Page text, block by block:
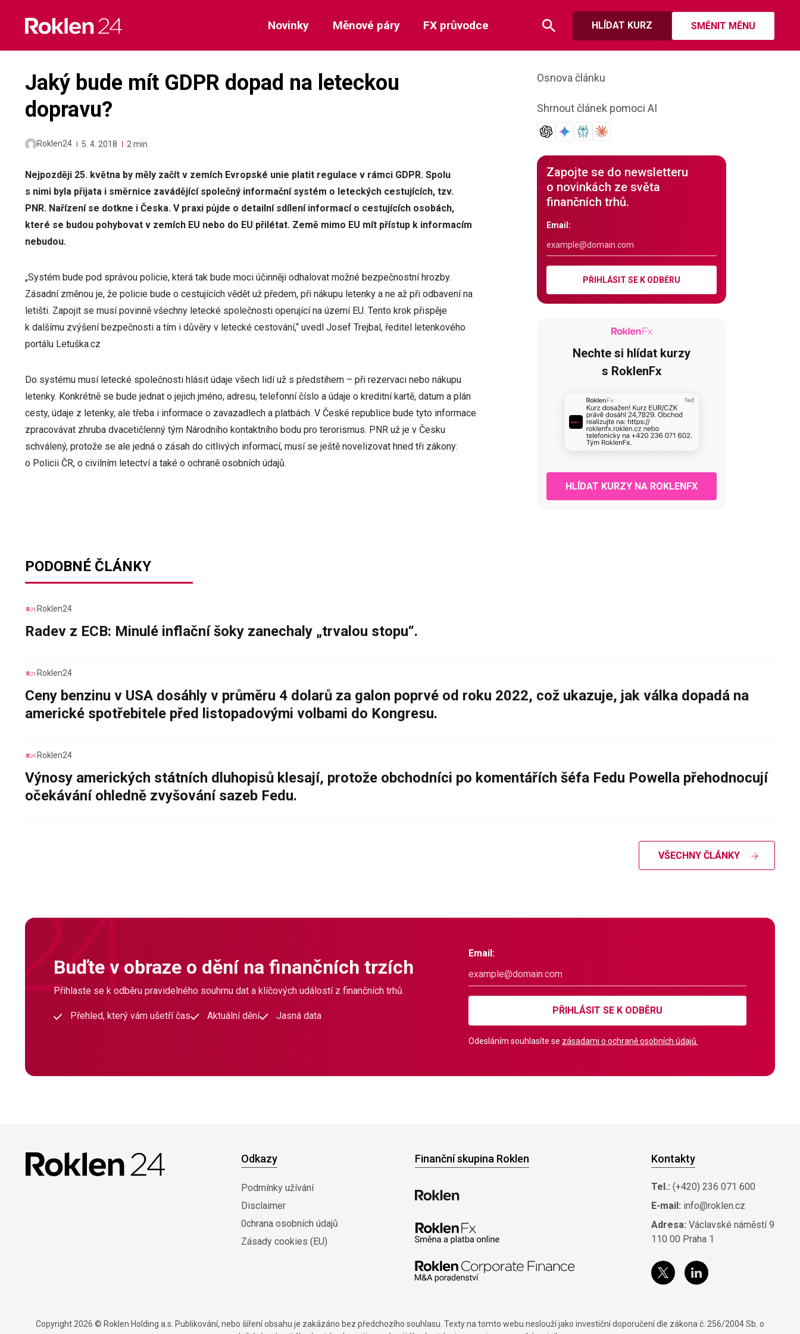
content
HLÍDAT KURZ SMĚNIT MĚNU
Novinky Měnové páry FX průvodce
Jaký bude mít GDPR dopad na leteckou
dopravu?
Roklen24 5. 4. 2018 2 min
Nejpozději 25. května by měly začít v zemích Evropské unie platit regulace v rámci GDPR. Spolu
s nimi byla přijata i směrnice zavádějící společný informační systém o leteckých cestujících, tzv.
PNR. Nařízení se dotkne i Česka. V praxi půjde o detailní sdílení informací o cestujících osobách,
které se budou pohybovat v zemích EU nebo do EU přilétat. Země mimo EU mít přístup k informacím
nebudou.
„Systém bude pod správou policie, která tak bude moci účinněji odhalovat možné bezpečnostní hrozby.
Zásadní změnou je, že policie bude o cestujících vědět už předem, při nákupu letenky a ne až při odbavení na
letišti. Zapojit se musí povinně všechny letecké společnosti operující na území EU. Tento krok přispěje
k dalšímu zvýšení bezpečnosti a tím i důvěry v letecké cestování,“ uvedl Josef Trejbal, ředitel letenkového
portálu Letuška.cz
Do systému musí letecké společnosti hlásit údaje všech lidí už s předstihem – při rezervaci nebo nákupu
letenky. Konkrétně se bude jednat o jejich jméno, adresu, telefonní číslo a údaje o kreditní kartě, datum a plán
cesty, údaje z letenky, ale třeba i informace o zavazadlech a platbách. V České republice bude tyto informace
zpracovávat zhruba dvacetičlenný tým Národního kontaktního bodu pro terorismus. PNR už je v Česku
schválený, protože se ale jedná o zásah do citlivých informací, musí se ještě novelizovat hned tři zákony:
o Policii ČR, o civilním letectví a také o ochraně osobních údajů.
Osnova článku
Shrnout článek pomoci AI
Zapojte se do newsletteru
o novinkách ze světa
finančních trhů.
Email:
PŘIHLÁSIT SE K ODBĚRU
Nechte si hlídat kurzy
s RoklenFx
HLÍDAT KURZY NA ROKLENFX
PODOBNÉ ČLÁNKY
Roklen24
Radev z ECB: Minulé inflační šoky zanechaly „trvalou stopu“.
Roklen24
Ceny benzinu v USA dosáhly v průměru 4 dolarů za galon poprvé od roku 2022, což ukazuje, jak válka dopadá na
americké spotřebitele před listopadovými volbami do Kongresu.
Roklen24
Výnosy amerických státních dluhopisů klesají, protože obchodníci po komentářích šéfa Fedu Powella přehodnocují
očekávání ohledně zvyšování sazeb Fedu.
VŠECHNY ČLÁNKY
Buďte v obraze o dění na finančních trzích
Přihlaste se k odběru pravidelného souhrnu dat a klíčových událostí z finančních trhů.
Přehled, který vám ušetří čas Aktuální dění Jasná data
Email:
PŘIHLÁSIT SE K ODBĚRU
Odesláním souhlasíte se zásadami o ochraně osobních údajů.
Odkazy
Podmínky užívání
Disclaimer
0chrana osobních údajů
Zásady cookies (EU)
Finanční skupina Roklen Kontakty
Tel.: (+420) 236 071 600
E-mail: info@roklen.cz
Adresa: Václavské náměstí 9
110 00 Praha 1
Copyright 2026 © Roklen Holding a.s. Publikování, nebo šíření obsahu je zakázáno bez předchozího souhlasu. Texty na tomto webu neslouží jako investiční doporučení dle zákona č. 256/2004 Sb. o